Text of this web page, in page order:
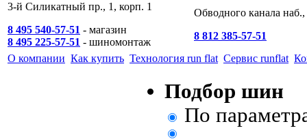
3-й Силикатный пр., 1, корп. 1
8 495 540-57-51 - магазин
8 495 225-57-51 - шиномонтаж
Обводного канала
8 812 385-57-51
О компании Как купить Технология run flat Сервис runflat
Подбор шин
По